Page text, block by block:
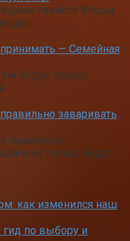
свойств Ягоды
— Семейная
Ягоды годжи:
заваривать
правильно
не только будут
как изменился наш
по выбору и